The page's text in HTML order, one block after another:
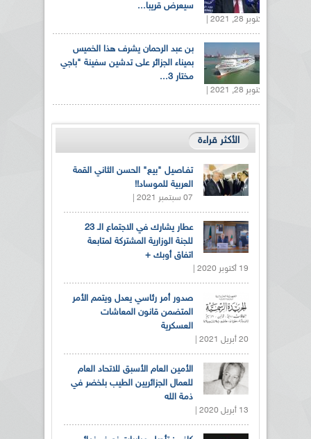
سيعرض قريبا...
أكتوبر 28, 2021 |
بن عبد الرحمان يشرف هذا الخميس
بميناء الجزائر على تدشين سفينة "باجي
مختار 3...
أكتوبر 28, 2021 |
الأكثر قراءة
تفـاصيل "بيع" الحسن الثاني القمة
العربية للموساد!!
07 سبتمبر 2021 |
عطار يشارك في الاجتماع الـ 23
للجنة الوزارية المشتركة لمتابعة
اتفاق أوبك +
19 أكتوبر 2020 |
صدور أمر رئاسي يعدل ويتمم الأمر
المتضمن قانون المعاشات
العسكرية
20 أبريل 2021 |
الأمين العام الأسبق للاتحاد العام
للعمال الجزائريين الطيب بلخضر في
ذمة الله
13 أبريل 2020 |